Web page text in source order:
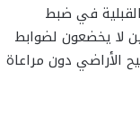
في ضبط
لا يخضعون لضوابط
الأراضي دون مراعاة